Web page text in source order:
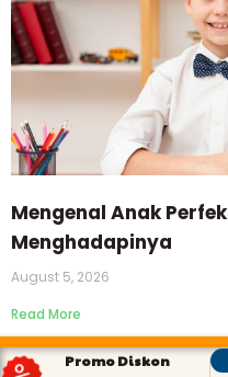
Mengenal Anak
Menghadapinya
August 5, 2026
Read More
Promo Diskon